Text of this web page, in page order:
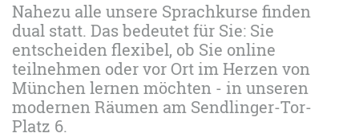
Nahezu alle unsere Sprachkurse finden
dual statt. Das bedeutet für Sie: Sie
entscheiden flexibel, ob Sie online
teilnehmen oder vor Ort im Herzen von
München lernen möchten - in unseren
modernen Räumen am Sendlinger-Tor-
Platz 6.